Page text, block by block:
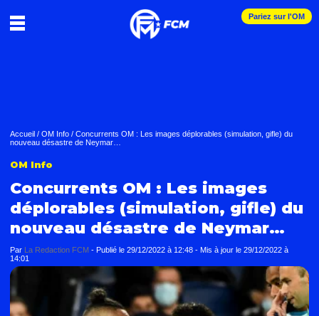
Pariez sur l'OM
Accueil / OM Info / Concurrents OM : Les images déplorables (simulation, gifle) du
nouveau désastre de Neymar…
OM Info
Concurrents OM : Les images
déplorables (simulation, gifle) du
nouveau désastre de Neymar…
Par La Redaction FCM - Publié le 29/12/2022 à 12:48 - Mis à jour le 29/12/2022 à
14:01